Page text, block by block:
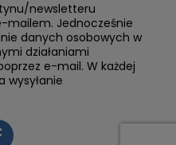
newsletteru
mailem. Jednocześnie
danych osobowych w
działaniami
e-mail. W każdej
wysyłanie